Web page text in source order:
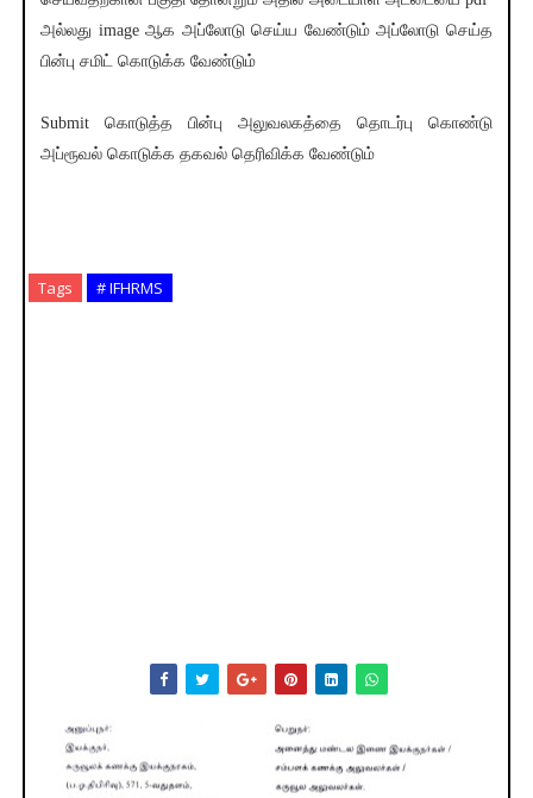
அல்லது image ஆக அப்லோடு செய்ய வேண்டும் அப்லோடு செய்த
பின்பு சமிட் கொடுக்க வேண்டும்
Submit கொடுத்த பின்பு அலுவலகத்தை தொடர்பு கொண்டு
அப்ரூவல் கொடுக்க தகவல் தெரிவிக்க வேண்டும்
Tags # IFHRMS